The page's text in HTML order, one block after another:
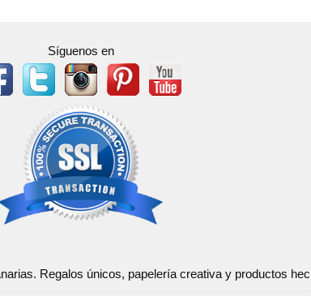
Síguenos en
Regalos únicos, papelería creativa y productos